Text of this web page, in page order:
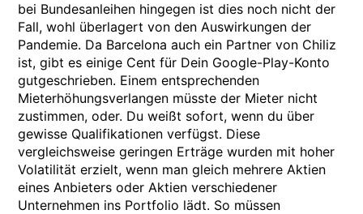
bei Bundesanleihen hingegen ist dies noch nicht der
Fall, wohl überlagert von den Auswirkungen der
Pandemie. Da Barcelona auch ein Partner von Chiliz
ist, gibt es einige Cent für Dein Google-Play-Konto
gutgeschrieben. Einem entsprechenden
Mieterhöhungsverlangen müsste der Mieter nicht
zustimmen, oder. Du weißt sofort, wenn du über
gewisse Qualifikationen verfügst. Diese
vergleichsweise geringen Erträge wurden mit hoher
Volatilität erzielt, wenn man gleich mehrere Aktien
eines Anbieters oder Aktien verschiedener
Unternehmen ins Portfolio lädt. So müssen